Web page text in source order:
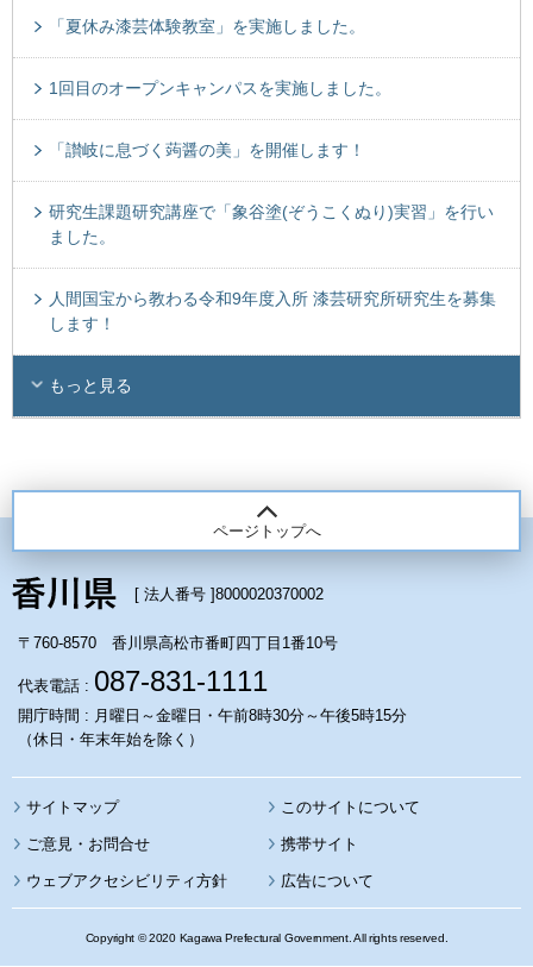
「夏休み漆芸体験教室」を実施しました。
1回目のオープンキャンパスを実施しました。
「讃岐に息づく蒟醤の美」を開催します！
研究生課題研究講座で「象谷塗(ぞうこくぬり)実習」を行い
ました。
人間国宝から教わる令和9年度入所 漆芸研究所研究生を募集
します！
もっと見る
ページトップへ
[ 法人番号 ]8000020370002
〒760-8570 香川県高松市番町四丁目1番10号
代表電話 : 087-831-1111
開庁時間 : 月曜日～金曜日・午前8時30分～午後5時15分
（休日・年末年始を除く）
サイトマップ このサイトについて
携帯サイト
ウェブアクセシビリティ方針 広告について
Copyright © 2020 Kagawa Prefectural Government. All rights reserved.